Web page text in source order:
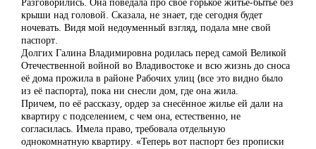
крыши над головой. Сказала, не знает, где сегодня будет
ночевать. Видя мой недоуменный взгляд, подала мне свой
паспорт.
Долгих Галина Владимировна родилась перед самой Великой
Отечественной войной во Владивостоке и всю жизнь до сноса
её дома прожила в районе Рабочих улиц (все это видно было
из её паспорта), пока ни снесли дом, где она жила.
Причем, по её рассказу, ордер за снесённое жилье ей дали на
квартиру с подселением, с чем она, естественно, не
согласилась. Имела право, требовала отдельную
однокомнатную квартиру. «Теперь вот паспорт без прописки